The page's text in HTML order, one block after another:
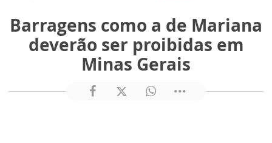
Barragens como a de Mariana
deverão ser proibidas em
Minas Gerais